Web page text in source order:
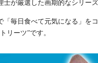
が厳選した画期的なシリーズ
「毎日食べて元気になる」を
リーツ”です。